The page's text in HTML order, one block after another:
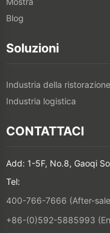
Blog
Soluzioni
Industria della ristorazione
Industria logistica
CONTATTACI
Add: 1-5F, No.8, Gaoqi
Tel:
400-766-7666 (After-
+86-(0)592-5885993